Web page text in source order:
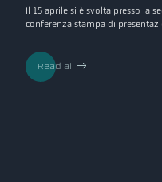
Il 15 aprile si è svolta presso la
conferenza stampa di
Read all